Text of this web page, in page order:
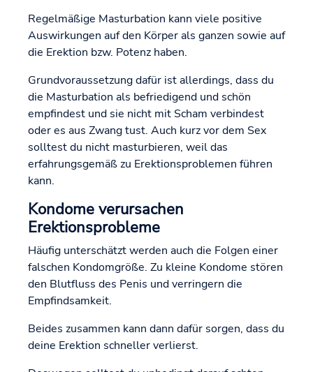
Regelmäßige Masturbation kann viele positive
Auswirkungen auf den Körper als ganzen sowie auf
die Erektion bzw. Potenz haben.
Grundvoraussetzung dafür ist allerdings, dass du
die Masturbation als befriedigend und schön
empfindest und sie nicht mit Scham verbindest
oder es aus Zwang tust. Auch kurz vor dem Sex
solltest du nicht masturbieren, weil das
erfahrungsgemäß zu Erektionsproblemen führen
kann.
Kondome verursachen
Erektionsprobleme
Häufig unterschätzt werden auch die Folgen einer
falschen Kondomgröße. Zu kleine Kondome stören
den Blutfluss des Penis und verringern die
Empfindsamkeit.
Beides zusammen kann dann dafür sorgen, dass du
deine Erektion schneller verlierst.